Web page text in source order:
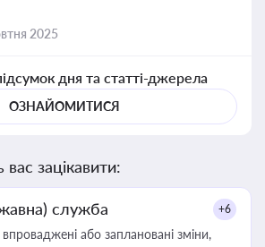
2025
дня та статті-джерела
ОЗНАЙОМИТИСЯ
зацікавити:
служба +6
або заплановані зміни,